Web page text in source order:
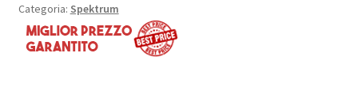
Categoria: Spektrum